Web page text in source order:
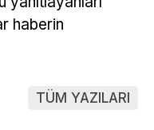
haberin
TÜM YAZILARI